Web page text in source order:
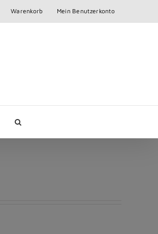
Warenkorb Mein Benutzerkonto